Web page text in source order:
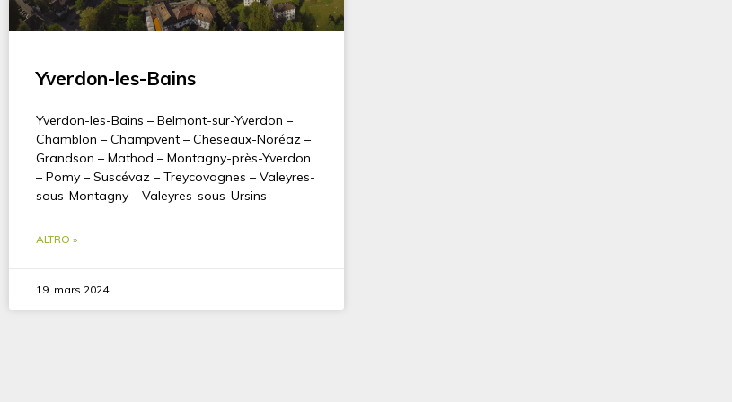
Yverdon-les-Bains
Yverdon-les-Bains – Belmont-sur-Yverdon –
Chamblon – Champvent – Cheseaux-Noréaz –
Grandson – Mathod – Montagny-près-Yverdon
– Pomy – Suscévaz – Treycovagnes – Valeyres-
sous-Montagny – Valeyres-sous-Ursins
ALTRO »
19. mars 2024